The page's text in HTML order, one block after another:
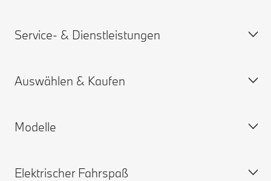
Pannenhilfe
BMW Karriere
Service- & Dienstleistungen
Online Service-termin
Gewährleistung
Auswählen & Kaufen
Personalisieren Sie Ihr Auto
Gebrauchtwagen
Modelle
BMW X
Elektrischer Fahrspaß